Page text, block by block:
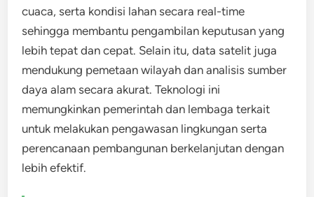
cuaca, serta kondisi lahan secara real-time
sehingga membantu pengambilan keputusan yang
lebih tepat dan cepat. Selain itu, data satelit juga
mendukung pemetaan wilayah dan analisis sumber
daya alam secara akurat. Teknologi ini
memungkinkan pemerintah dan lembaga terkait
untuk melakukan pengawasan lingkungan serta
perencanaan pembangunan berkelanjutan dengan
lebih efektif.